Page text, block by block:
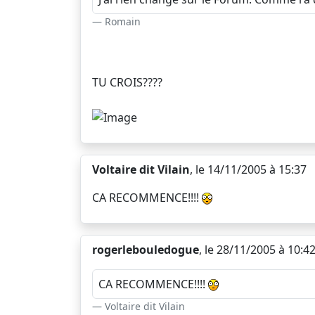
Romain
TU CROIS????
Voltaire dit Vilain, le 14/11/2005 à 15:37
CA RECOMMENCE!!!!
rogerlebouledogue, le 28/11/2005 à 10:42
CA RECOMMENCE!!!!
Voltaire dit Vilain